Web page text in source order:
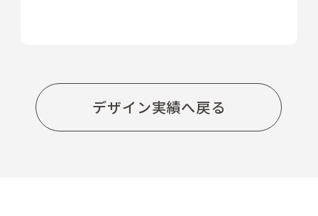
デザイン実績へ戻る